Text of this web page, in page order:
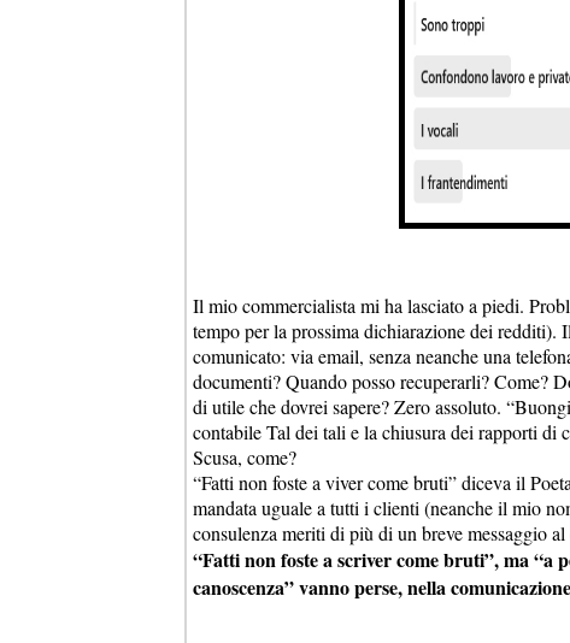
Il mio commercialista mi ha lasciato a piedi.
tempo per la prossima dichiarazione dei redditi).
comunicato: via email, senza neanche una
documenti? Quando posso recuperarli? Come?
di utile che dovrei sapere? Zero assoluto.
contabile Tal dei tali e la chiusura dei rapporti di
Scusa, come?
“Fatti non foste a viver come bruti” diceva il
mandata uguale a tutti i clienti (neanche il mio
consulenza meriti di più di un breve messaggio
“Fatti non foste a scriver come bruti”, ma “a
canoscenza” vanno perse, nella